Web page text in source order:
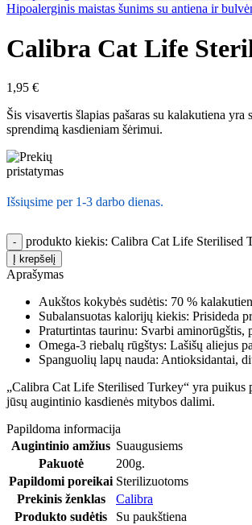
Hipoalerginis maistas šunims su antiena ir
Calibra Cat Life
1,95 €
Šis visavertis šlapias pašaras su kalakutiena
sprendimą kasdieniam šėrimui.
Išsiųsime per 1-3 darbo dienas.
produkto kiekis: Calibra Cat Life Sterilised
Į krepšelį
Aprašymas
Aukštos kokybės sudėtis: 70 %
Subalansuotas kalorijų kiekis: Prisideda
Praturtintas taurinu: Svarbi
Omega-3 riebalų rūgštys: Lašišų aliejus
Spanguolių lapų nauda: Antioksidantai,
„Calibra Cat Life Sterilised Turkey“ yra puikus
jūsų augintinio kasdienės mitybos dalimi.
Papildoma informacija
Augintinio amžius Suaugusiems
Pakuotė
200g.
Papildomi poreikai Sterilizuotoms
Prekinis ženklas
Calibra
Produkto sudėtis
Su paukštiena